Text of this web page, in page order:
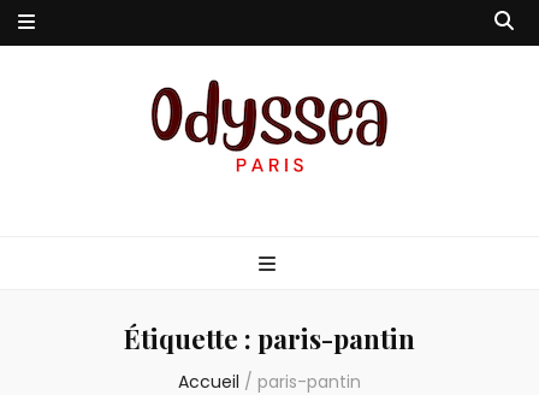
Étiquette : paris-pantin
Accueil / paris-pantin